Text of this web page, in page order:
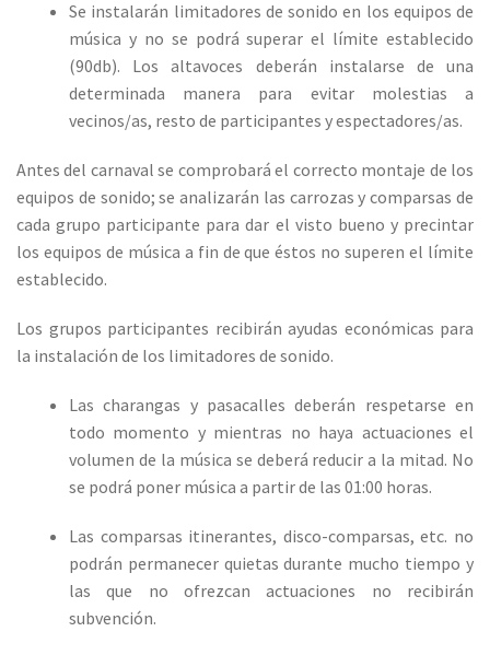
Se instalarán limitadores de sonido en los equipos de
música y no se podrá superar el límite establecido
(90db). Los altavoces deberán instalarse de una
determinada manera para evitar molestias a
vecinos/as, resto de participantes y espectadores/as.
Antes del carnaval se comprobará el correcto montaje de los
equipos de sonido; se analizarán las carrozas y comparsas de
cada grupo participante para dar el visto bueno y precintar
los equipos de música a fin de que éstos no superen el límite
establecido.
Los grupos participantes recibirán ayudas económicas para
la instalación de los limitadores de sonido.
Las charangas y pasacalles deberán respetarse en
todo momento y mientras no haya actuaciones el
volumen de la música se deberá reducir a la mitad. No
se podrá poner música a partir de las 01:00 horas.
Las comparsas itinerantes, disco-comparsas, etc. no
podrán permanecer quietas durante mucho tiempo y
las que no ofrezcan actuaciones no recibirán
subvención.